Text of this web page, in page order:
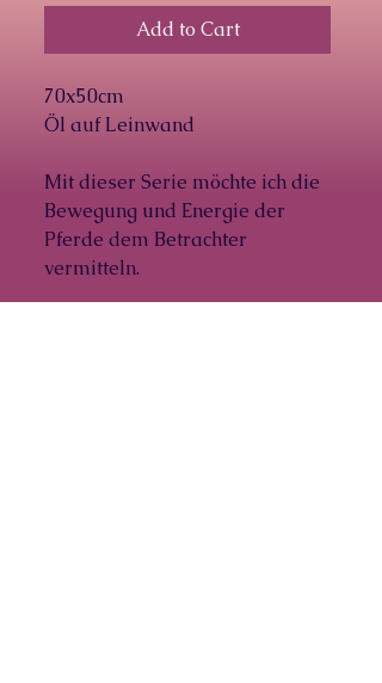
Add to Cart
70x50cm
Öl auf Leinwand
Mit dieser Serie möchte ich die
Bewegung und Energie der
Pferde dem Betrachter
vermitteln.